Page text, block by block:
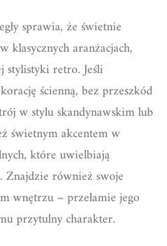
sprawia, że świetnie
klasycznych aranżacjach,
stylistyki retro. Jeśli
ścienną, bez przeszkód
w stylu skandynawskim lub
świetnym akcentem w
które uwielbiają
również swoje
wnętrzu – przełamie jego
przytulny charakter.